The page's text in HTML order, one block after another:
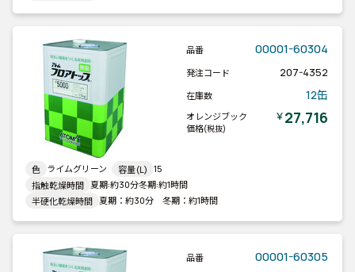
品番 00001-60304
発注コード 207-4352
在庫数 12缶
オレンジブック
価格(税抜)
￥27,716
色 ライムグリーン 容量(L) 15
指触乾燥時間 夏期:約30分冬期:約1時間
半硬化乾燥時間 夏期：約30分 冬期：約1時間
品番 00001-60305